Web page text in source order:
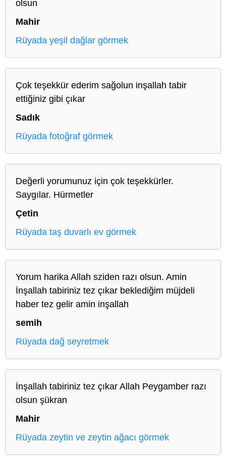
olsun
Mahir
Rüyada yeşil dağlar görmek
Çok teşekkür ederim sağolun inşallah tabir
ettiğiniz gibi çıkar
Sadık
Rüyada fotoğraf görmek
Değerli yorumunuz için çok teşekkürler.
Saygılar. Hürmetler
Çetin
Rüyada taş duvarlı ev görmek
Yorum harika Allah sziden razı olsun. Amin
İnşallah tabiriniz tez çıkar beklediğim müjdeli
haber tez gelir amin inşallah
semih
Rüyada dağ seyretmek
İnşallah tabiriniz tez çıkar Allah Peygamber razı
olsun şükran
Mahir
Rüyada zeytin ve zeytin ağacı görmek